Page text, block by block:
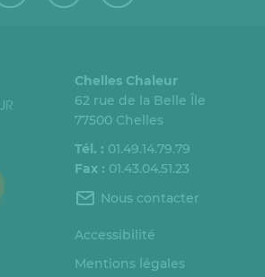
Chelles Chaleur
62 rue de la Belle Île
77500 Chelles
Tél. : 01.49.14.79.79
Fax : 01.43.04.51.23
Nous contacter
Accessibilité
Mentions légales